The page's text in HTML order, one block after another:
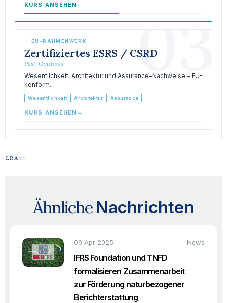
KURS ANSEHEN → 03
EU-RAHMENWERK
Zertifiziertes ESRS / CSRD
Post-Omnibus
Wesentlichkeit, Architektur und Assurance-Nachweise – EU-
konform.
Wesentlichkeit Architektur Assurance
KURS ANSEHEN →
Ähnliche Nachrichten
09 Apr 2025 News
IFRS Foundation und TNFD
formalisieren Zusammenarbeit
zur Förderung naturbezogener
Berichterstattung